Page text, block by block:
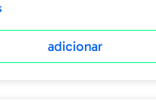
adicionar